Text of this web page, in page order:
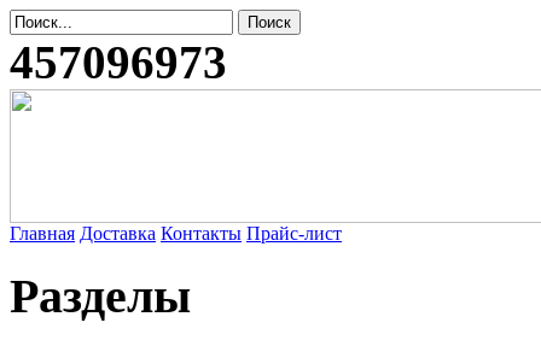
457096973
Главная Доставка Контакты Прайс-лист
Разделы